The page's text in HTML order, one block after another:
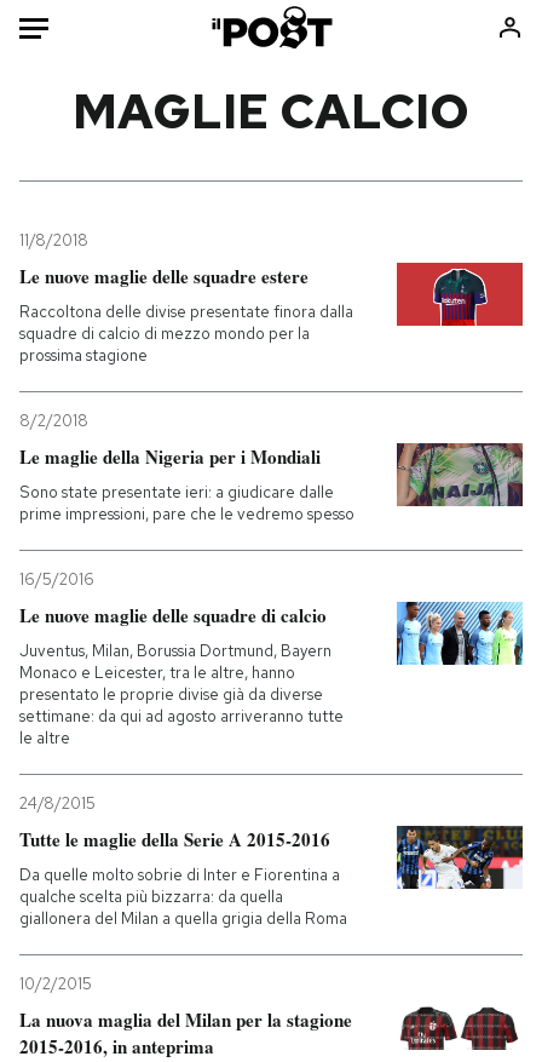
Mondo
Politica
Tecnologia
Internet
Cultura
Economia
Sport
Consumismi
Storie/Idee
Ok Boomer!
Altrecose
Mondiali calcio 2026
PODCAST
NEWSLETTER
I MIEI PREFERITI
SHOP
CALENDARIO
AREA PERSONALE
Entra
MAGLIE CALCIO
11/8/2018
Le nuove maglie delle squadre estere
Raccoltona delle divise presentate finora dalla
squadre di calcio di mezzo mondo per la
prossima stagione
8/2/2018
Le maglie della Nigeria per i Mondiali
Sono state presentate ieri: a giudicare dalle
prime impressioni, pare che le vedremo spesso
16/5/2016
Le nuove maglie delle squadre di calcio
Juventus, Milan, Borussia Dortmund, Bayern
Monaco e Leicester, tra le altre, hanno
presentato le proprie divise già da diverse
settimane: da qui ad agosto arriveranno tutte
le altre
24/8/2015
Tutte le maglie della Serie A 2015-2016
Da quelle molto sobrie di Inter e Fiorentina a
qualche scelta più bizzarra: da quella
giallonera del Milan a quella grigia della Roma
10/2/2015
La nuova maglia del Milan per la stagione
2015-2016, in anteprima